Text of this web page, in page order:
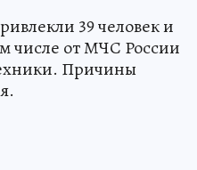
39 человек и
числе от МЧС России
Причины